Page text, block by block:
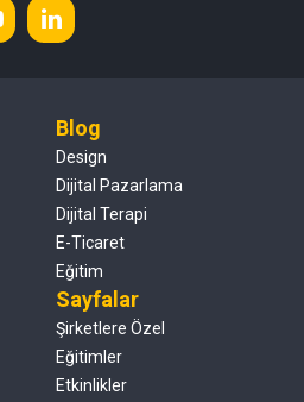
Blog
Design
Dijital Pazarlama
Dijital Terapi
E-Ticaret
Eğitim
Sayfalar
Şirketlere Özel
Eğitimler
Etkinlikler